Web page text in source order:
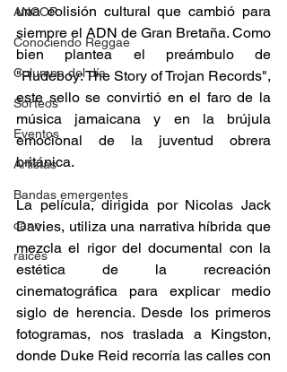
ANCOP
Conociendo Reggae
Columna del día
Sorteos
Eventos
Artistas
Bandas emergentes
cann
raices
una colisión cultural que cambió para
siempre el ADN de Gran Bretaña. Como
bien plantea el preámbulo de
"Rudeboy: The Story of Trojan Records",
este sello se convirtió en el faro de la
música jamaicana y en la brújula
emocional de la juventud obrera
británica.
La película, dirigida por Nicolas Jack
Davies, utiliza una narrativa híbrida que
mezcla el rigor del documental con la
estética de la recreación
cinematográfica para explicar medio
siglo de herencia. Desde los primeros
fotogramas, nos traslada a Kingston,
donde Duke Reid recorría las calles con